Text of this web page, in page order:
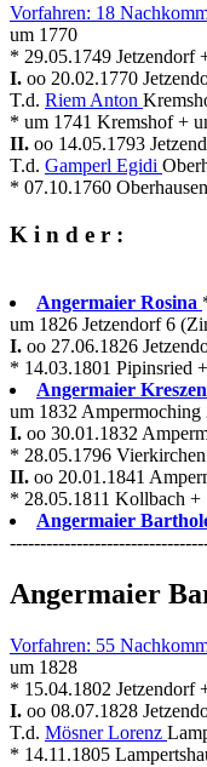
Vorfahren: 18
um 1770
* 29.05.1749 Jetzendorf
I. oo 20.02.1770
T.d. Riem Anton
* um 1741 Kremshof +
II. oo 14.05.1793
T.d. Gamperl Egidi
* 07.10.1760
K i n d e r :
Angermaier Rosina
um 1826 Jetzendorf 6
I. oo 27.06.1826
* 14.03.1801 Pipinsried
Angermaier
um 1832 Ampermoching
I. oo 30.01.1832
* 28.05.1796
II. oo 20.01.1841
* 28.05.1811 Kollbach +
Angermaier
Angermaier
Vorfahren: 55
um 1828
* 15.04.1802 Jetzendorf
I. oo 08.07.1828
T.d. Mösner Lorenz
* 14.11.1805